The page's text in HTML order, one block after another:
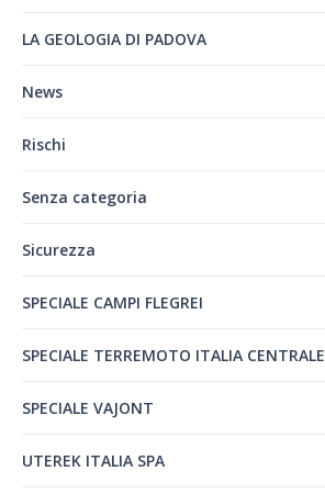
LA GEOLOGIA DI PADOVA
News
Rischi
Senza categoria
Sicurezza
SPECIALE CAMPI FLEGREI
SPECIALE TERREMOTO ITALIA CENTRALE
SPECIALE VAJONT
UTEREK ITALIA SPA